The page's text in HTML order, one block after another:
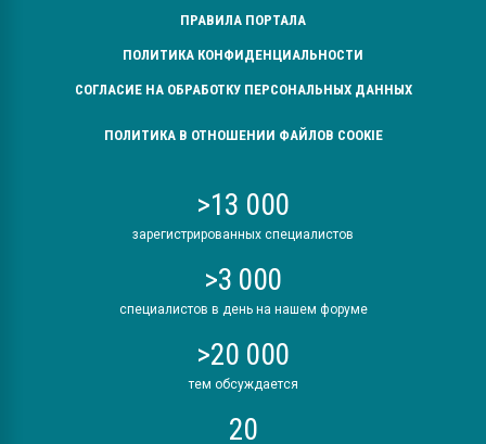
ПРАВИЛА ПОРТАЛА
ПОЛИТИКА КОНФИДЕНЦИАЛЬНОСТИ
СОГЛАСИЕ НА ОБРАБОТКУ ПЕРСОНАЛЬНЫХ ДАННЫХ
ПОЛИТИКА В ОТНОШЕНИИ ФАЙЛОВ COOKIE
>13 000
зарегистрированных специалистов
>3 000
специалистов в день на нашем форуме
>20 000
тем обсуждается
20